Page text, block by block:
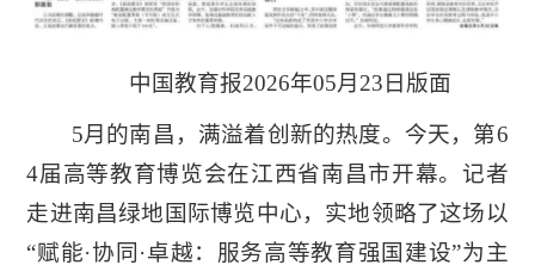
中国教育报2026年05月23日版面
5月的南昌，满溢着创新的热度。今天，第6
4届高等教育博览会在江西省南昌市开幕。记者
走进南昌绿地国际博览中心，实地领略了这场以
“赋能·协同·卓越：服务高等教育强国建设”为主